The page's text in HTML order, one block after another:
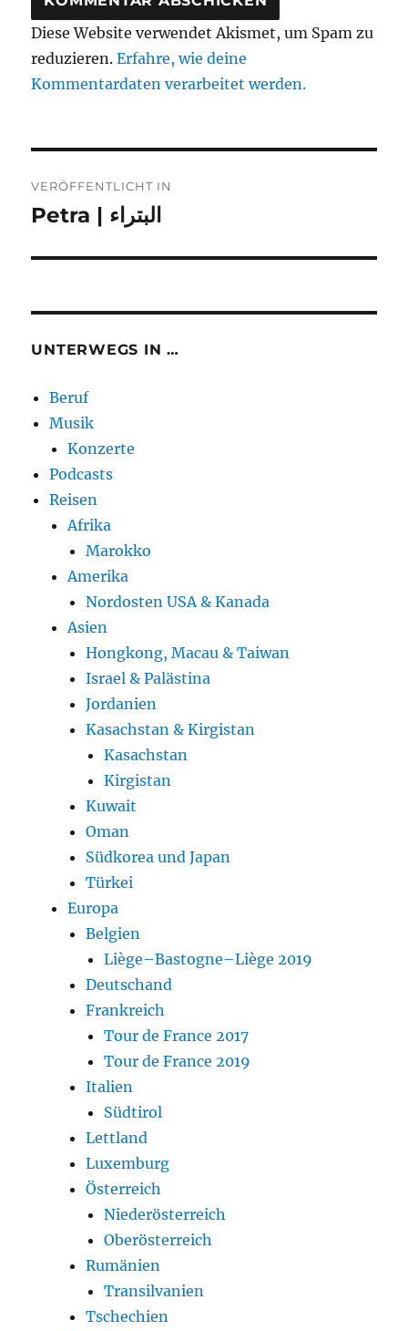
Diese Website verwendet Akismet, um Spam zu
reduzieren.Erfahre, wie deine
Kommentardaten verarbeitet werden.
VERÖFFENTLICHT IN
Petra | البتراء
UNTERWEGS IN …
Beruf
Musik
Konzerte
Podcasts
Reisen
Afrika
Marokko
Amerika
Nordosten USA & Kanada
Asien
Hongkong, Macau & Taiwan
Israel & Palästina
Jordanien
Kasachstan & Kirgistan
Kasachstan
Kirgistan
Kuwait
Oman
Südkorea und Japan
Türkei
Europa
Belgien
Liège–Bastogne–Liège 2019
Deutschand
Frankreich
Tour de France 2017
Tour de France 2019
Italien
Südtirol
Lettland
Luxemburg
Österreich
Niederösterreich
Oberösterreich
Rumänien
Transilvanien
Tschechien